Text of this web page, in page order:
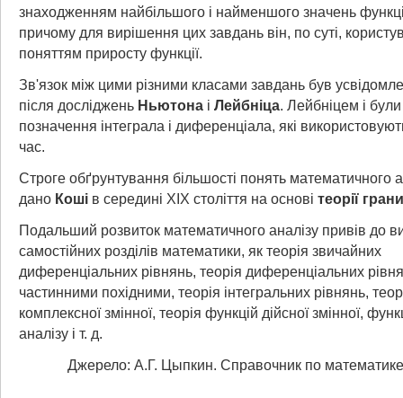
знаходженням найбільшого і найменшого значень
причому для вирішення цих завдань він, по суті,
поняттям приросту функції.
Зв'язок між цими різними класами завдань був
після досліджень Ньютона і Лейбніца. Лейбніцем і
позначення інтеграла і диференціала, які
час.
Строге обґрунтування більшості понять математичного
дано Коші в середині XIX століття на основі теорії
Подальший розвиток математичного аналізу привів до
самостійних розділів математики, як теорія звичайних
диференціальних рівнянь, теорія диференціальних
частинними похідними, теорія інтегральних рівнянь,
комплексної змінної, теорія функцій дійсної змінної,
аналізу і т. д.
Джерело: А.Г. Цыпкин. Справочник по